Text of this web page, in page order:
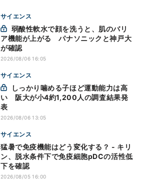
サイエンス
ア機能が上がる パナソニックと神戸大
が確認
2026/08/06 16:05
サイエンス
い 阪大が小4約1,200人の調査結果発
表
2026/08/06 13:05
サイエンス
猛暑で免疫機能はどう変化する？ - キリ
ン、脱水条件下で免疫細胞pDCの活性低
下を確認
2026/08/05 16:00